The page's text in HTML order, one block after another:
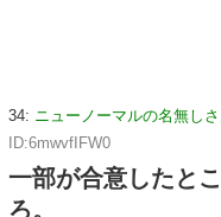
34: ニューノーマルの名無し
ID:6mwvfIFW0
一部が合意したと
ろ。